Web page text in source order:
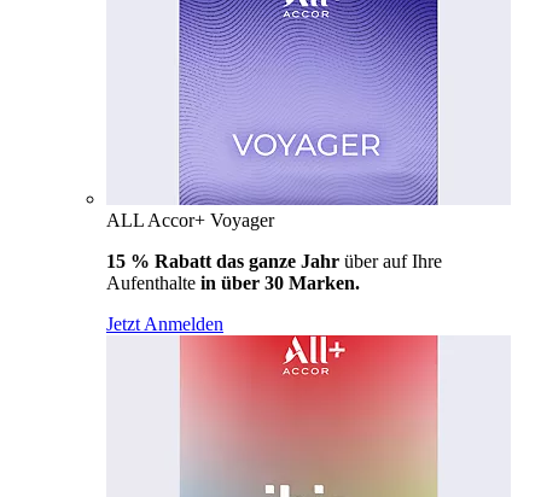
ALL Accor+ Voyager
15 % Rabatt das ganze Jahr über auf Ihre
Aufenthalte in über 30 Marken.
Jetzt Anmelden